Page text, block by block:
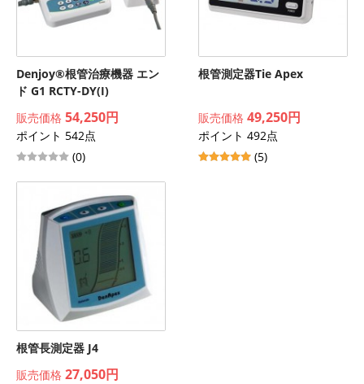
Denjoy®根管治療機器 エン
ド G1 RCTY-DY(I)
販売価格 54,250円
ポイント 542点
(0)
根管測定器Tie Apex
販売価格 49,250円
ポイント 492点
(5)
根管長測定器 J4
販売価格 27,050円